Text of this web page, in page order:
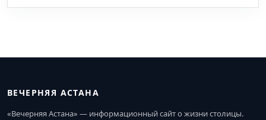
ВЕЧЕРНЯЯ АСТАНА
«Вечерняя Астана» — информационный сайт о жизни столицы.